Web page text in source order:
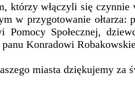
którzy włączyli się czynnie
w przygotowanie
Społecznej,
Konradowi
miasta dziękujemy za